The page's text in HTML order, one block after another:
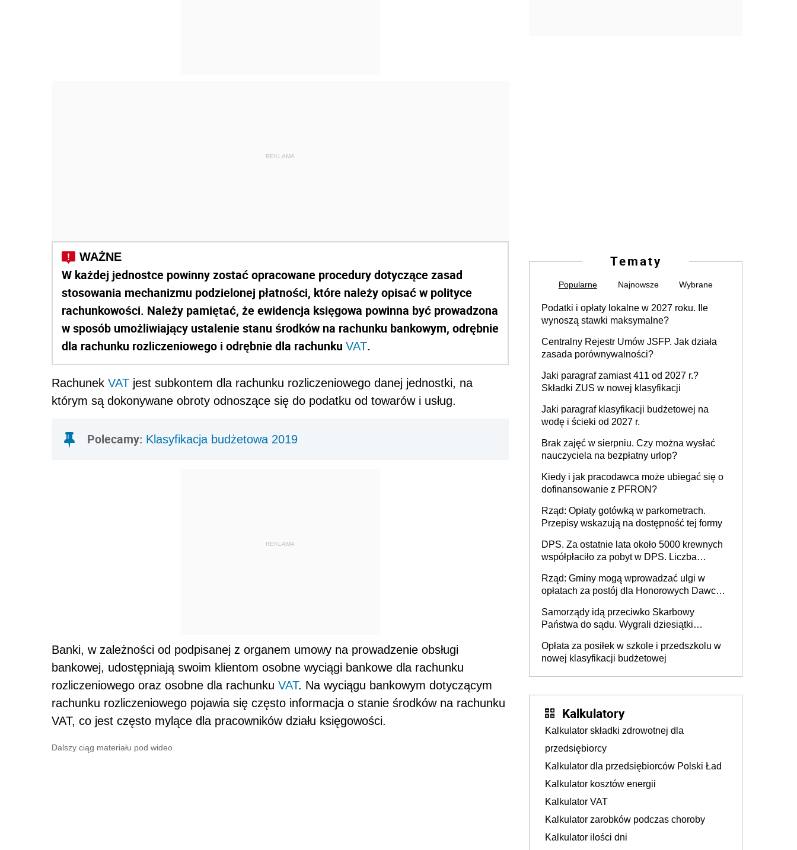
REKLAMA
W każdej jednostce powinny zostać opracowane procedury dotyczące zasad
stosowania mechanizmu podzielonej płatności, które należy opisać w polityce
rachunkowości. Należy pamiętać, że ewidencja księgowa powinna być prowadzona
w sposób umożliwiający ustalenie stanu środków na rachunku bankowym, odrębnie
dla rachunku rozliczeniowego i odrębnie dla rachunku VAT.
Rachunek VAT jest subkontem dla rachunku rozliczeniowego danej jednostki, na
którym są dokonywane obroty odnoszące się do podatku od towarów i usług.
Polecamy: Klasyfikacja budżetowa 2019
REKLAMA
Banki, w zależności od podpisanej z organem umowy na prowadzenie obsługi
bankowej, udostępniają swoim klientom osobne wyciągi bankowe dla rachunku
rozliczeniowego oraz osobne dla rachunku VAT. Na wyciągu bankowym dotyczącym
rachunku rozliczeniowego pojawia się często informacja o stanie środków na rachunku
VAT, co jest często mylące dla pracowników działu księgowości.
Dalszy ciąg materiału pod wideo
Tematy
Popularne Najnowsze Wybrane
Podatki i opłaty lokalne w 2027 roku. Ile
wynoszą stawki maksymalne?
Centralny Rejestr Umów JSFP. Jak działa
zasada porównywalności?
Jaki paragraf zamiast 411 od 2027 r.?
Składki ZUS w nowej klasyfikacji
Jaki paragraf klasyfikacji budżetowej na
wodę i ścieki od 2027 r.
Brak zajęć w sierpniu. Czy można wysłać
nauczyciela na bezpłatny urlop?
Kiedy i jak pracodawca może ubiegać się o
dofinansowanie z PFRON?
Rząd: Opłaty gotówką w parkometrach.
Przepisy wskazują na dostępność tej formy
DPS. Za ostatnie lata około 5000 krewnych
współpłaciło za pobyt w DPS. Liczba
Rząd: Gminy mogą wprowadzać ulgi w
opłatach za postój dla Honorowych Dawców
Samorządy idą przeciwko Skarbowy
Państwa do sądu. Wygrali dziesiątki
Opłata za posiłek w szkole i przedszkolu w
nowej klasyfikacji budżetowej
Kalkulatory
Kalkulator składki zdrowotnej dla
przedsiębiorcy
Kalkulator dla przedsiębiorców Polski Ład
Kalkulator kosztów energii
Kalkulator VAT
Kalkulator zarobków podczas choroby
Kalkulator ilości dni